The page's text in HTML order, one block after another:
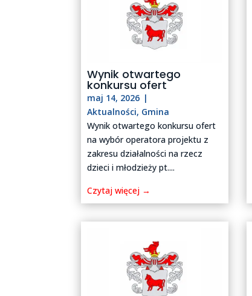
Wynik otwartego
konkursu ofert
maj 14, 2026 |
Aktualności, Gmina
Wynik otwartego konkursu ofert
na wybór operatora projektu z
zakresu działalności na rzecz
dzieci i młodzieży pt....
Czytaj więcej →